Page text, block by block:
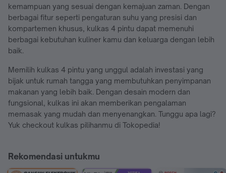
kemampuan yang sesuai dengan kemajuan zaman. Dengan
berbagai fitur seperti pengaturan suhu yang presisi dan
kompartemen khusus, kulkas 4 pintu dapat memenuhi
berbagai kebutuhan kuliner kamu dan keluarga dengan lebih
baik.
Memilih kulkas 4 pintu yang unggul adalah investasi yang
bijak untuk rumah tangga yang membutuhkan penyimpanan
makanan yang lebih baik. Dengan desain modern dan
fungsional, kulkas ini akan memberikan pengalaman
memasak yang mudah dan menyenangkan. Tunggu apa lagi?
Yuk checkout kulkas pilihanmu di Tokopedia!
Rekomendasi untukmu